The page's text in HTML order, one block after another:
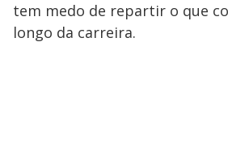
tem medo de repartir o que
longo da carreira.